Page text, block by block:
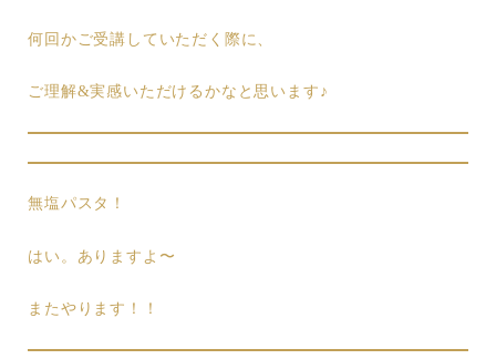
何回かご受講していただく際に、
ご理解&実感いただけるかなと思います♪
無塩パスタ！
はい。ありますよ〜
またやります！！